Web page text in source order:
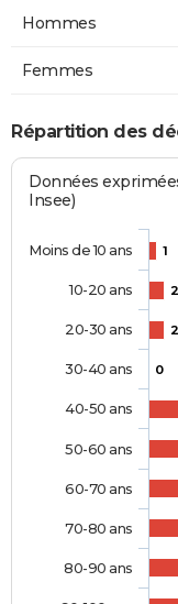
Hommes
Femmes
Répartition des
Données
Insee)
1
2
2
0
Moins de 10 ans
10-20 ans
20-30 ans
30-40 ans
40-50 ans
50-60 ans
60-70 ans
70-80 ans
80-90 ans